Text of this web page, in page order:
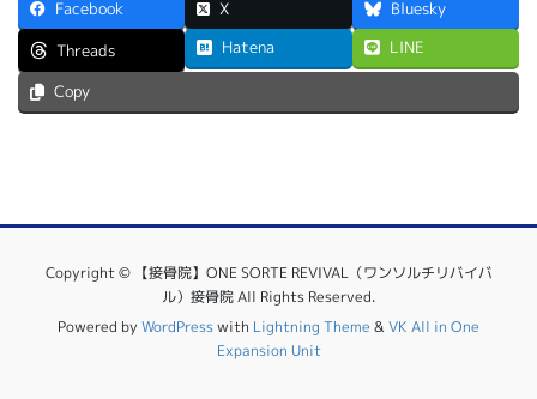
Facebook X
Bluesky
Threads
Hatena LINE
Copy
Copyright © 【接骨院】ONE SORTE REVIVAL（ワンソルチリバイバ
ル）接骨院 All Rights Reserved.
Powered by WordPresswith Lightning Theme &VK All in One
Expansion Unit